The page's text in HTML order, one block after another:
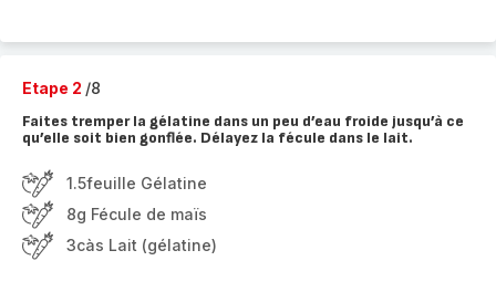
Etape 2 /8
Faites tremper la gélatine dans un peu d’eau froide jusqu’à ce
qu’elle soit bien gonflée. Délayez la fécule dans le lait.
1.5feuille Gélatine
8g Fécule de maïs
3càs Lait (gélatine)